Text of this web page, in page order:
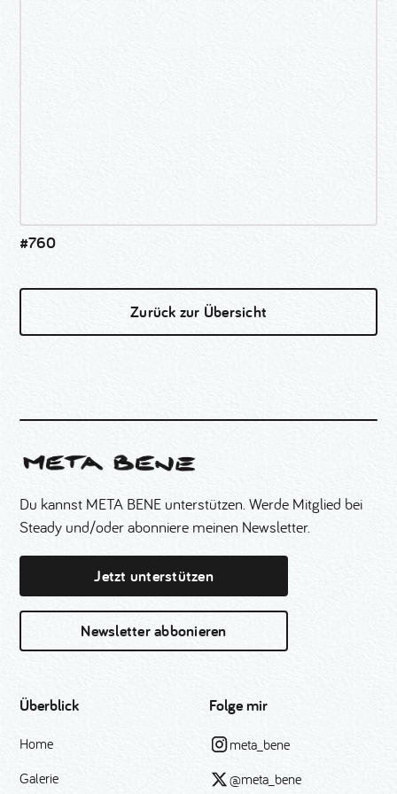
#760
Zurück zur Übersicht
Du kannst META BENE unterstützen. Werde Mitglied bei
Steady und/oder abonniere meinen Newsletter.
Jetzt unterstützen
Newsletter abbonieren
Überblick
Home
Galerie
Folge mir
meta_bene
@meta_bene